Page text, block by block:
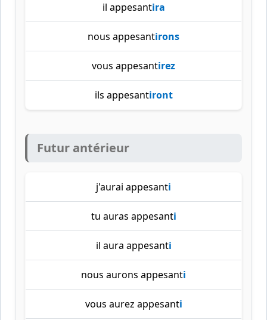
il appesantira
nous appesantirons
vous appesantirez
ils appesantiront
Futur antérieur
j'aurai appesanti
tu auras appesanti
il aura appesanti
nous aurons appesanti
vous aurez appesanti